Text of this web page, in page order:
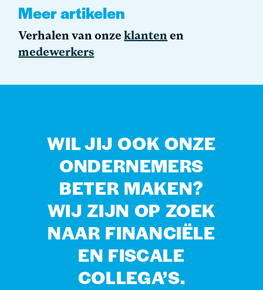
Meer artikelen
Verhalen van onzeklanten en
medewerkers
WIL JIJ OOK ONZE
ONDERNEMERS
BETER MAKEN?
WIJ ZIJN OP ZOEK
NAAR FINANCIËLE
EN FISCALE
COLLEGA’S.